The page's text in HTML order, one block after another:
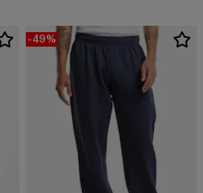
-49%